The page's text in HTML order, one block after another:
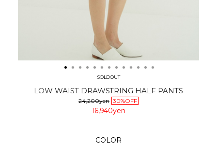
SOLDOUT
LOW WAIST DRAWSTRING HALF PANTS
24,200yen 30%OFF
16,940yen
COLOR